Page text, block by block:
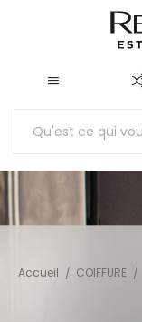
Accueil COIFFURE